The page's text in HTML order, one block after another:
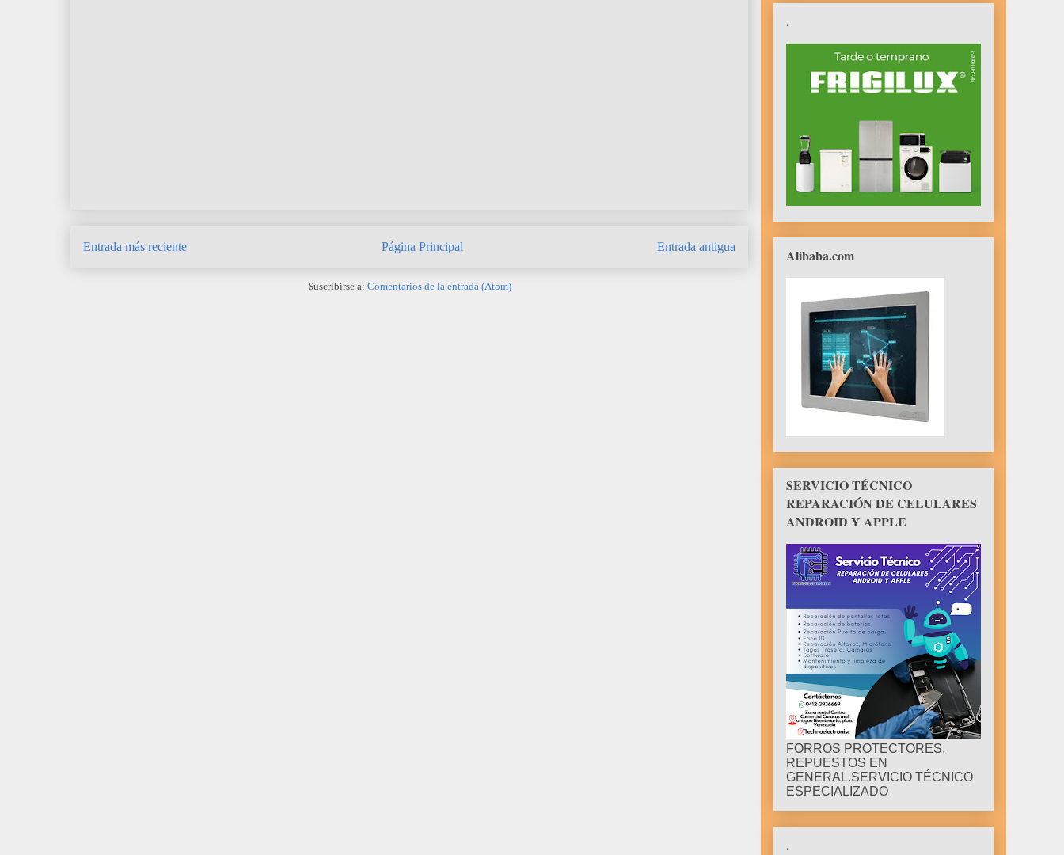
Entrada más reciente Entrada antigua
Página Principal
Suscribirse a: Comentarios de la entrada (Atom)
.
Alibaba.com
SERVICIO TÉCNICO
REPARACIÓN DE CELULARES
ANDROID Y APPLE
FORROS PROTECTORES,
REPUESTOS EN
GENERAL.SERVICIO TÉCNICO
ESPECIALIZADO
.